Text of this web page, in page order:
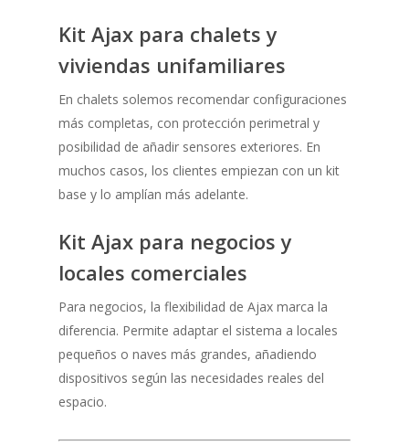
Kit Ajax para chalets y
viviendas unifamiliares
En chalets solemos recomendar configuraciones
más completas, con protección perimetral y
posibilidad de añadir sensores exteriores. En
muchos casos, los clientes empiezan con un kit
base y lo amplían más adelante.
Kit Ajax para negocios y
locales comerciales
Para negocios, la flexibilidad de Ajax marca la
diferencia. Permite adaptar el sistema a locales
pequeños o naves más grandes, añadiendo
dispositivos según las necesidades reales del
espacio.